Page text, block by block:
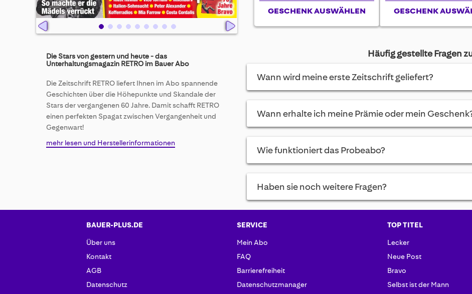
beginning
images
gallery
Die Stars von gestern und heute - das
Unterhaltungsmagazin RETRO im Bauer Abo
Die Zeitschrift RETRO liefert Ihnen im Abo spannende
Geschichten über die Höhepunkte und Skandale der
Stars der vergangenen 60 Jahre. Damit schafft RETRO
einen perfekten Spagat zwischen Vergangenheit und
Gegenwart!
mehr lesen und Herstellerinformationen
GESCHENK AUSWÄHLEN GESCHENK
Häufig gestellte Fragen
Wann wird meine erste Zeitschrift geliefert?
Wann erhalte ich meine Prämie oder mein
Wie funktioniert das Probeabo?
Haben sie noch weitere Fragen?
BAUER-PLUS.DE
Über uns
Kontakt
AGB
Datenschutz
SERVICE
Mein Abo
FAQ
Barrierefreiheit
Datenschutzmanager
TOP TITEL
Lecker
Neue Post
Bravo
Selbst ist der Mann